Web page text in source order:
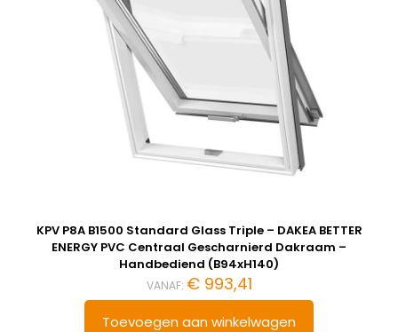
KPV P8A B1500 Standard Glass Triple – DAKEA BETTER
ENERGY PVC Centraal Gescharnierd Dakraam –
Handbediend (B94xH140)
VANAF: €993,41
Toevoegen aan winkelwagen